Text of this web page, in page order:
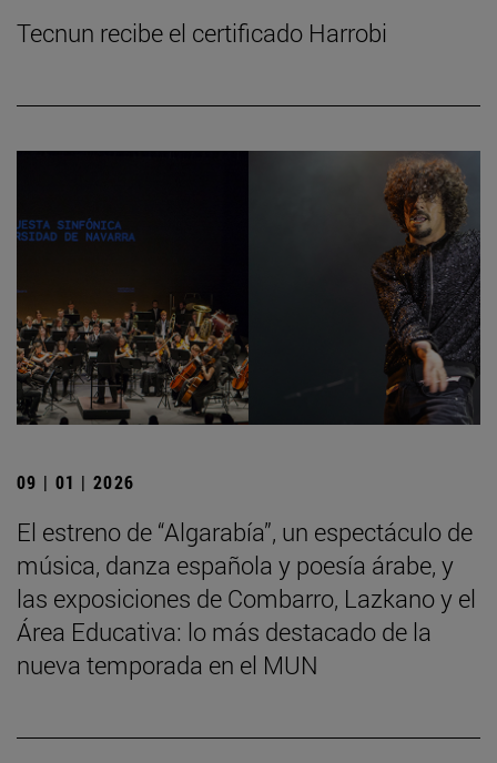
Tecnun recibe el certificado Harrobi
09 | 01 | 2026
El estreno de “Algarabía”, un espectáculo de
música, danza española y poesía árabe, y
las exposiciones de Combarro, Lazkano y el
Área Educativa: lo más destacado de la
nueva temporada en el MUN